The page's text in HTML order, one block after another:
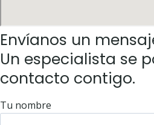
Envíanos un
Un especialista se
contacto contigo.
Tu nombre